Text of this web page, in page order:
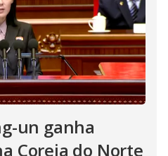
un ganha
Coreia do Norte